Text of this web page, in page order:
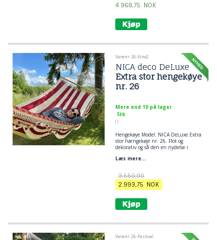
4.968,75 NOK
Varenr. 26-Vino2
NICA deco DeLuxe
Extra stor hengekøye
nr. 26
Mere end 10 på lager
Stk
()
Hengekøye Model: NICA DeLuxe Extra
stor hængekøje nr. 26. Flot og
dekorativ og så den en nydelse i
brugskunst, skøn at ligge i og smuk
Læs mere...
3.550,00
2.993,75 NOK
Varenr. 26-Festival